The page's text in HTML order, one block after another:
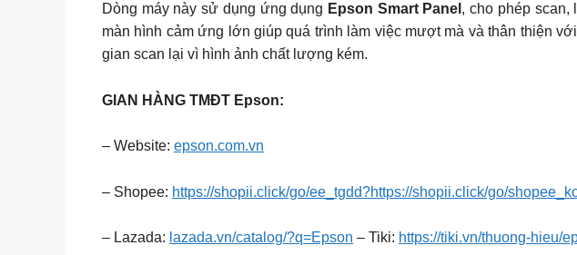
Dòng máy này sử dụng ứng dụng Epson Smart Panel , cho phép scan,
màn hình cảm ứng lớn giúp quá trình làm việc mượt mà và thân thiện
gian scan lại vì hình ảnh chất lượng kém.
GIAN HÀNG TMĐT Epson:
– Website: epson.com.vn
– Shopee: https://shopii.click/go/ee_tgdd?https://shopii.click/go/
– Lazada: lazada.vn/catalog/?q=Epson – Tiki: https://tiki.vn/thuong-hieu/